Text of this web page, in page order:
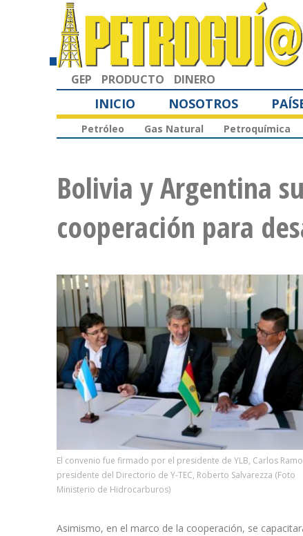
GEP PRODUCTO DINERO
INICIO NOSOTROS
Petróleo Gas Natural Petroquímica
Bolivia y Argentina
cooperación para
El convenio fue firmado por el presidente de YLB, Carlos
presidente del Directorio de Y-TEC, Roberto Salvarezza (Foto
Ministerio de Hidrocarburos)
Asimismo, en el marco de la cooperación, se